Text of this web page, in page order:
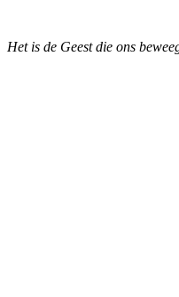
Het is de Geest die ons